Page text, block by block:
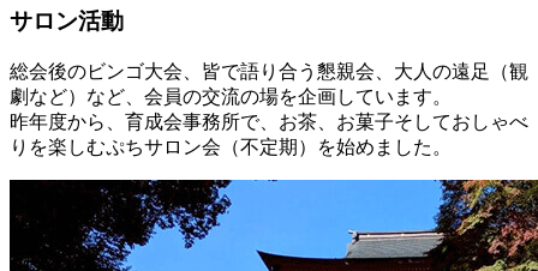
サロン活動
総会後のビンゴ大会、皆で語り合う懇親会、大人の遠足（観
劇など）など、会員の交流の場を企画しています。
昨年度から、育成会事務所で、お茶、お菓子そしておしゃべ
りを楽しむぷちサロン会（不定期）を始めました。